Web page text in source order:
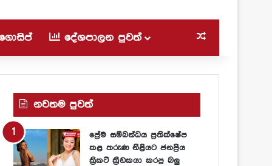
දේශපාලන පුවත් Random Article
නවතම පුවත්
ප්‍රේම සම්බන්ධය ප්‍රතික්ෂේප
කළ තරුණ නිළියට ජනප්‍රිය
ක්‍රිකට් ක්‍රීඩකයා කරපු බලු